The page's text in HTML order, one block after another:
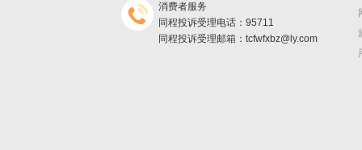
消费者服务
同程投诉受理电话：95711
同程投诉受理邮箱：tcfwfxbz@ly.com